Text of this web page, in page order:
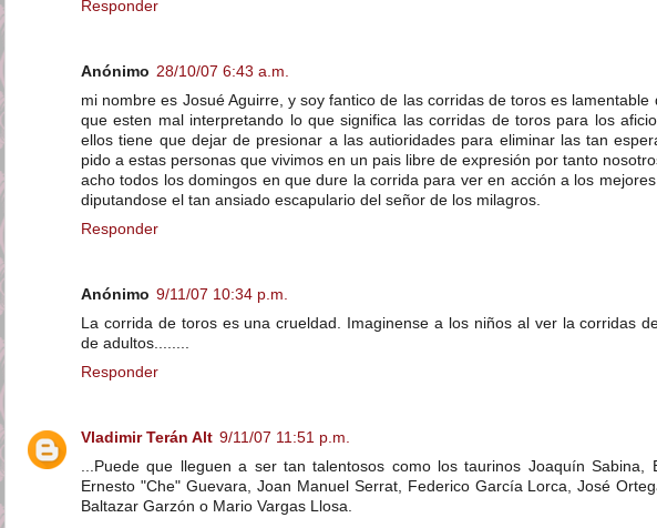
Responder
Anónimo 28/10/07 6:43 a.m.
mi nombre es Josué Aguirre, y soy fantico de las corridas de toros es lamentable
que esten mal interpretando lo que significa las corridas de toros para los
ellos tiene que dejar de presionar a las autioridades para eliminar las tan
pido a estas personas que vivimos en un pais libre de expresión por tanto
acho todos los domingos en que dure la corrida para ver en acción a los
diputandose el tan ansiado escapulario del señor de los milagros.
Responder
Anónimo 9/11/07 10:34 p.m.
La corrida de toros es una crueldad. Imaginense a los niños al ver la corridas
de adultos........
Responder
Vladimir Terán Alt 9/11/07 11:51 p.m.
...Puede que lleguen a ser tan talentosos como los taurinos Joaquín Sabina,
Ernesto "Che" Guevara, Joan Manuel Serrat, Federico García Lorca, José
Baltazar Garzón o Mario Vargas Llosa.